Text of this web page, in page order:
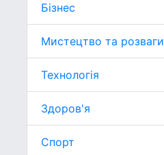
Бізнес
Мистецтво та розваги
Технологія
Здоров'я
Спорт